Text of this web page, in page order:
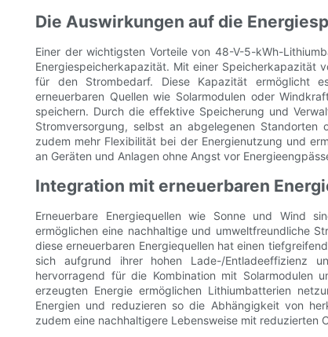
Die Auswirkungen auf die
Einer der wichtigsten Vorteile von 48-V-5-kWh-
Energiespeicherkapazität. Mit einer Speicherkapazität
für den Strombedarf. Diese Kapazität ermöglicht
erneuerbaren Quellen wie Solarmodulen oder
speichern. Durch die effektive Speicherung und
Stromversorgung, selbst an abgelegenen
zudem mehr Flexibilität bei der Energienutzung und
an Geräten und Anlagen ohne Angst vor
Integration mit erneuerbaren
Erneuerbare Energiequellen wie Sonne und Wind
ermöglichen eine nachhaltige und umweltfreundliche
diese erneuerbaren Energiequellen hat einen
sich aufgrund ihrer hohen Lade-/Entladeeffizienz
hervorragend für die Kombination mit Solarmodulen
erzeugten Energie ermöglichen Lithiumbatterien
Energien und reduzieren so die Abhängigkeit von
zudem eine nachhaltigere Lebensweise mit reduzierten